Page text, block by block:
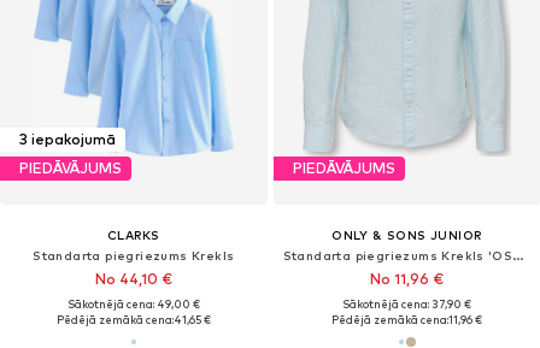
3 iepakojumā
PIEDĀVĀJUMS
CLARKS
Standarta piegriezums Krekls
No 44,10 €
Sākotnējā cena: 49,00 €
Pēdējā zemākā cena:41,65 €
PIEDĀVĀJUMS
ONLY & SONS JUNIOR
Standarta piegriezums Krekls 'OSJCAIDEN'
No 11,96 €
Sākotnējā cena: 37,90 €
Pēdējā zemākā cena:11,96 €